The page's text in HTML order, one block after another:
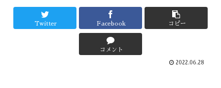
Twitter Facebook コピー
コメント
2022.06.28